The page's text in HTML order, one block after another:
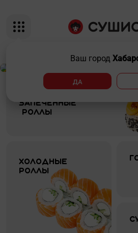
Ваш город
ДА
Запеченные
роллы
Холодные
роллы